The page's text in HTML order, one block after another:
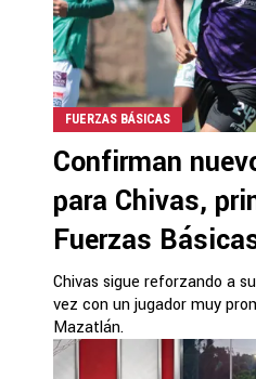
FUERZAS BÁSICAS
Confirman
para Chivas,
Fuerzas
Chivas sigue reforzando a
vez con un jugador muy
Mazatlán.